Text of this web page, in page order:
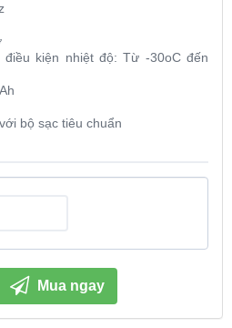
kiện nhiệt độ: Từ -30oC đến
bộ sạc tiêu chuẩn
Mua ngay